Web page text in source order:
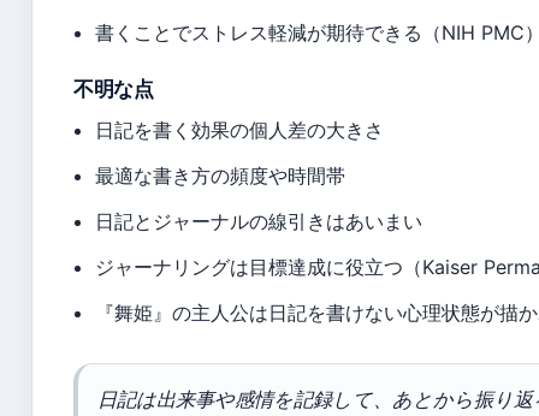
書くことでストレス軽減が期待できる（NIH PMC
不明な点
日記を書く効果の個人差の大きさ
最適な書き方の頻度や時間帯
日記とジャーナルの線引きはあいまい
ジャーナリングは目標達成に役立つ（Kaiser
『舞姫』の主人公は日記を書けない心理状態が描
日記は出来事や感情を記録して、あとから振り